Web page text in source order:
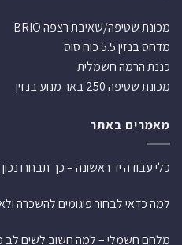
מכונת שטיפה/שאיבת רצפה BRIO
מדחס בנזין 5.5 כוח סוס
כננת הרמה חשמלית
מכונת שטיפה 250 באר מנוע בנזין
מאמרים באתר
כלי עבודה יד ראשונה – כך תבחרו נכון
למה כדאי לבחור פיגומים להשכרה
מלחם חשמלי – למה חשוב לשים לב